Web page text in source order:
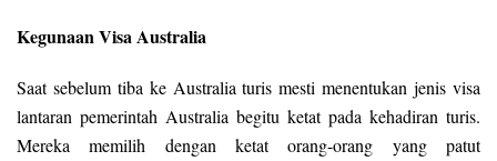
Kegunaan Visa Australia
Saat sebelum tiba ke Australia turis mesti menentukan jenis visa
lantaran pemerintah Australia begitu ketat pada kehadiran turis.
Mereka memilih dengan ketat orang-orang yang patut